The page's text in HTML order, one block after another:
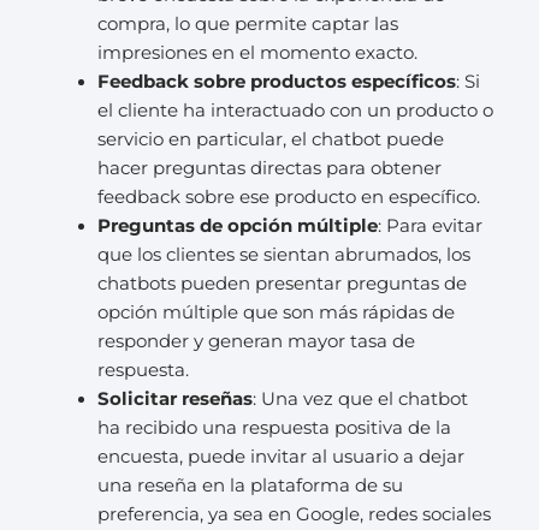
compra, lo que permite captar las
impresiones en el momento exacto.
Feedback sobre productos específicos: Si
el cliente ha interactuado con un producto o
servicio en particular, el chatbot puede
hacer preguntas directas para obtener
feedback sobre ese producto en específico.
Preguntas de opción múltiple: Para evitar
que los clientes se sientan abrumados, los
chatbots pueden presentar preguntas de
opción múltiple que son más rápidas de
responder y generan mayor tasa de
respuesta.
Solicitar reseñas: Una vez que el chatbot
ha recibido una respuesta positiva de la
encuesta, puede invitar al usuario a dejar
una reseña en la plataforma de su
preferencia, ya sea en Google, redes sociales